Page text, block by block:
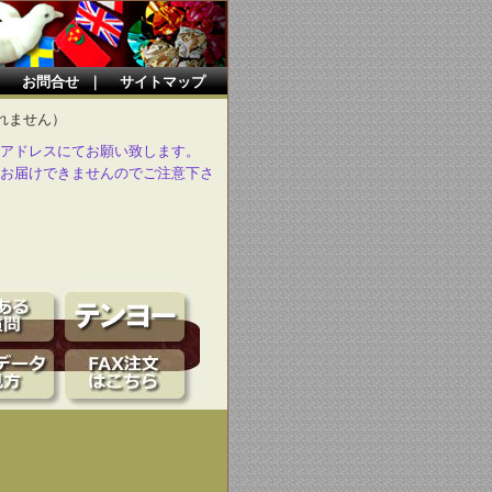
お問合せ｜ サイトマップ
せん）
ドレスにてお願い致します。
届けできませんのでご注意下さ